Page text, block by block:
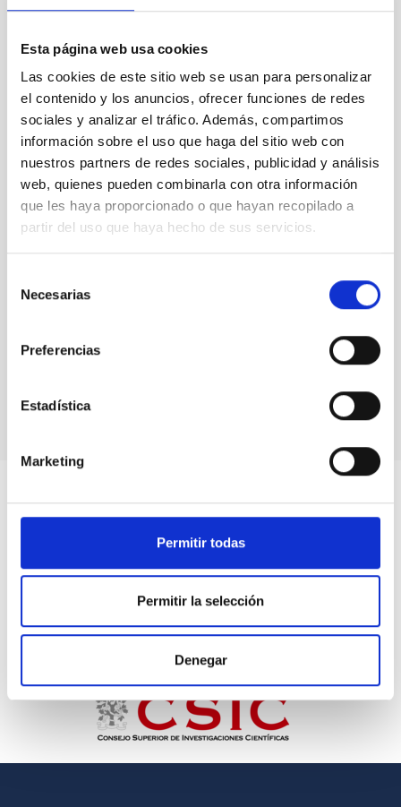
Esta página web usa cookies
Las cookies de este sitio web se usan para personalizar
el contenido y los anuncios, ofrecer funciones de redes
sociales y analizar el tráfico. Además, compartimos
información sobre el uso que haga del sitio web con
nuestros partners de redes sociales, publicidad y análisis
web, quienes pueden combinarla con otra información
que les haya proporcionado o que hayan recopilado a
partir del uso que haya hecho de sus servicios.
Necesarias
Preferencias
Estadística
Marketing
Permitir todas
Permitir la selección
Denegar
lustración de la "cápsula del tiempo cósmica" NGC
1277